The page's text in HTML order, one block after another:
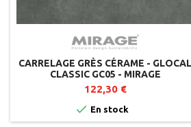
CARRELAGE GRÈS CÉRAME - GLOCAL
CLASSIC GC05 - MIRAGE
122,30 €
 En stock